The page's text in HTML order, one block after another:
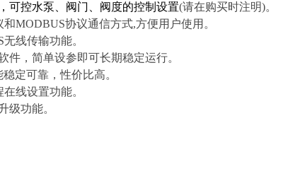
可控水泵、阀门、阀度的控制设置(请在购买时注明)。
和MODBUS协议通信方式,方便用户使用。
无线传输功能。
件 ，简单设参即可长期稳定运行。
稳定可靠 ，性价比高。
线设置功能。
级功能。